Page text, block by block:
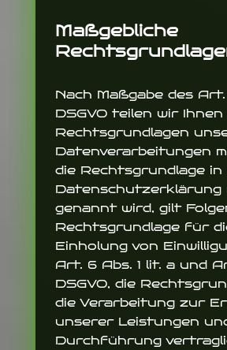
Maßgebliche
Nach Maßgabe des Art.
DSGVO teilen wir Ihnen
Rechtsgrundlagen
Datenverarbeitungen
die Rechtsgrundlage in
Datenschutzerklärung
genannt wird, gilt
Rechtsgrundlage für
Einholung von
Art. 6 Abs. 1 lit. a und
DSGVO, die
die Verarbeitung zur
unserer Leistungen
Durchführung